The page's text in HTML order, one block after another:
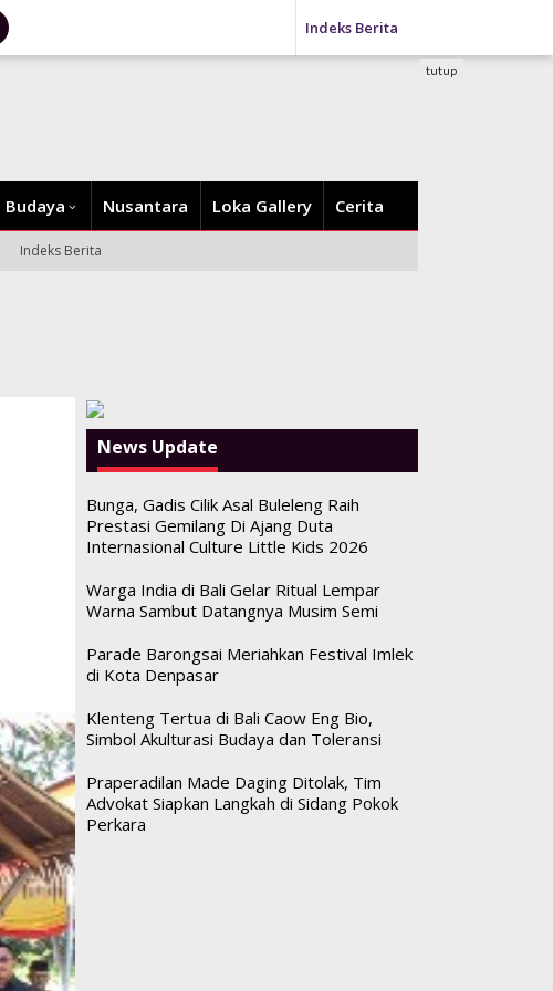
Indeks Berita
Budaya Nusantara Loka Gallery Cerita
Indeks Berita
tutup
News Update
Bunga, Gadis Cilik Asal Buleleng Raih
Prestasi Gemilang Di Ajang Duta
Internasional Culture Little Kids 2026
Warga India di Bali Gelar Ritual Lempar
Warna Sambut Datangnya Musim Semi
Parade Barongsai Meriahkan Festival Imlek
di Kota Denpasar
Klenteng Tertua di Bali Caow Eng Bio,
Simbol Akulturasi Budaya dan Toleransi
Praperadilan Made Daging Ditolak, Tim
Advokat Siapkan Langkah di Sidang Pokok
Perkara